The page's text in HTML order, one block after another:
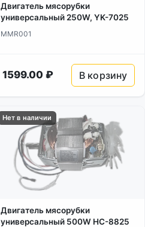
Двигатель мясорубки
универсальный 250W, YK-7025
MMR001
1599.00 ₽ В корзину
Нет в наличии
Двигатель мясорубки
универсальный 500W HC-8825